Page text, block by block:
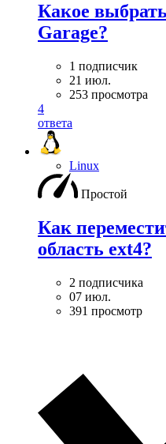
Какое
Garage?
1 подписчик
21 июл.
253 просмотра
4
ответа
Linux
Простой
Как
область ext4?
2 подписчика
07 июл.
391 просмотр